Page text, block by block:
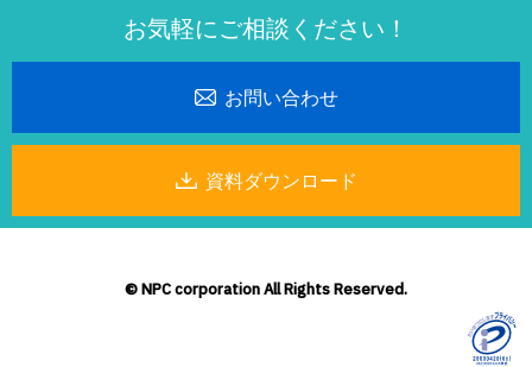
お気軽にご相談ください！
お問い合わせ
資料ダウンロード
© NPC corporation All Rights Reserved.